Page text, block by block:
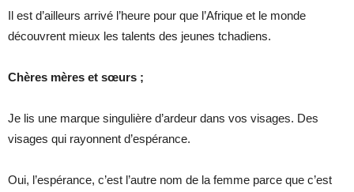
Il est d’ailleurs arrivé l’heure pour que l’Afrique et le monde
découvrent mieux les talents des jeunes tchadiens.
Chères mères et sœurs ;
Je lis une marque singulière d’ardeur dans vos visages. Des
visages qui rayonnent d’espérance.
Oui, l’espérance, c’est l’autre nom de la femme parce que c’est